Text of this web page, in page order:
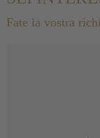
Fate la vostra